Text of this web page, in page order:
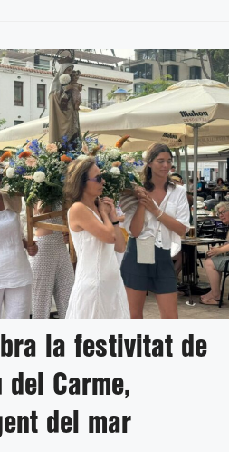
la festivitat de
del Carme,
del mar